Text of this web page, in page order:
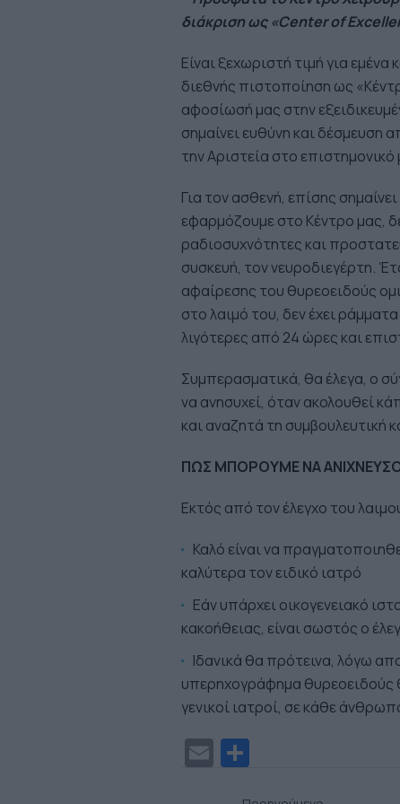
διάκριση ως «Centerof
Είναι ξεχωριστή τιμή για
διεθνής πιστοποίηση ως
αφοσίωσή μας στην
σημαίνει ευθύνη και δέσμευση
την Αριστεία στο
Για τον ασθενή, επίσης
εφαρμόζουμε στο Κέντρο μας,
ραδιοσυχνότητες και
συσκευή, τον νευροδιεγέρτη.
αφαίρεσης του θυρεοειδούς
στο λαιμό του, δεν έχει
λιγότερες από 24 ώρες και
Συμπερασματικά, θα έλεγα, ο
να ανησυχεί, όταν ακολουθεί
και αναζητά τη συμβουλευτική
ΠΩΣ ΜΠΟΡΟΥΜΕ ΝΑ
Εκτός από τον έλεγχο του
Καλό είναι να
καλύτερα τον ειδικό ιατρό
Εάν υπάρχει οικογενειακό
κακοήθειας, είναι σωστός ο
Ιδανικά θα πρότεινα, λόγω
υπερηχογράφημα θυρεοειδούς
γενικοί ιατροί, σε κάθε
Email